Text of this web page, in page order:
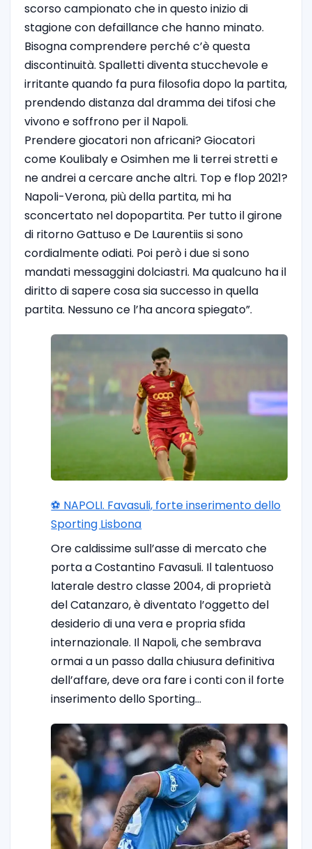
scorso campionato che in questo inizio di
stagione con defaillance che hanno minato.
Bisogna comprendere perché c’è questa
discontinuità. Spalletti diventa stucchevole e
irritante quando fa pura filosofia dopo la partita,
prendendo distanza dal dramma dei tifosi che
vivono e soffrono per il Napoli.
Prendere giocatori non africani? Giocatori
come Koulibaly e Osimhen me li terrei stretti e
ne andrei a cercare anche altri. Top e flop 2021?
Napoli-Verona, più della partita, mi ha
sconcertato nel dopopartita. Per tutto il girone
di ritorno Gattuso e De Laurentiis si sono
cordialmente odiati. Poi però i due si sono
mandati messaggini dolciastri. Ma qualcuno ha il
diritto di sapere cosa sia successo in quella
partita. Nessuno ce l’ha ancora spiegato”.
⚽️ NAPOLI. Favasuli, forte inserimento dello
Sporting Lisbona
Ore caldissime sull’asse di mercato che
porta a Costantino Favasuli. Il talentuoso
laterale destro classe 2004, di proprietà
del Catanzaro, è diventato l’oggetto del
desiderio di una vera e propria sfida
internazionale. Il Napoli, che sembrava
ormai a un passo dalla chiusura definitiva
dell’affare, deve ora fare i conti con il forte
inserimento dello Sporting…